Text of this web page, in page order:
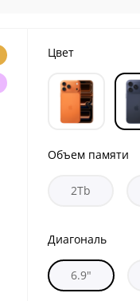
Цвет
Объем памяти
2Tb
Диагональ
6.9"